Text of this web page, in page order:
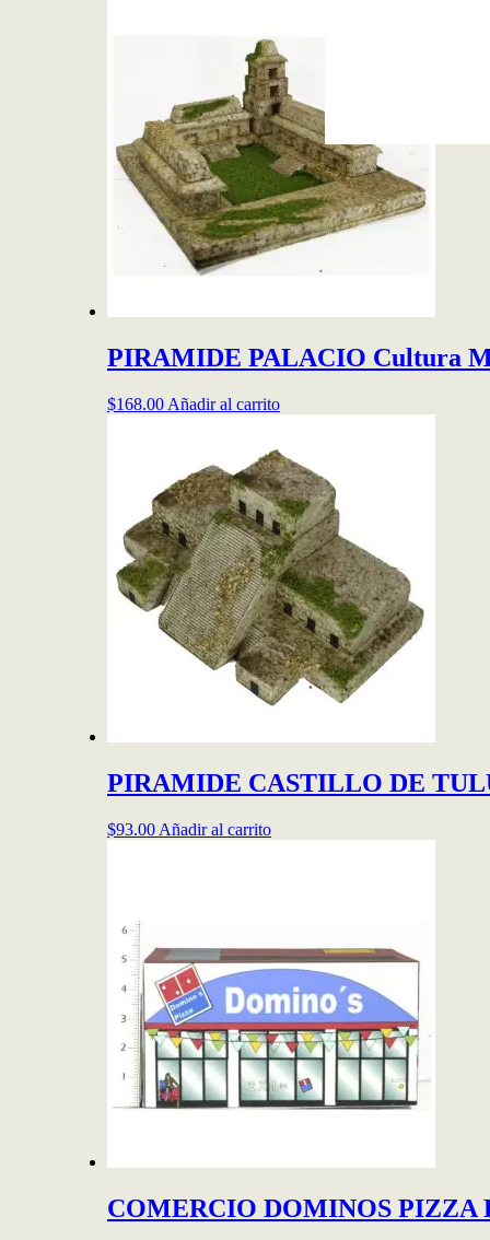
PIRAMIDE PALACIO Cultura
$168.00 Añadir al carrito
PIRAMIDE CASTILLO DE
$93.00 Añadir al carrito
COMERCIO DOMINOS PIZZA